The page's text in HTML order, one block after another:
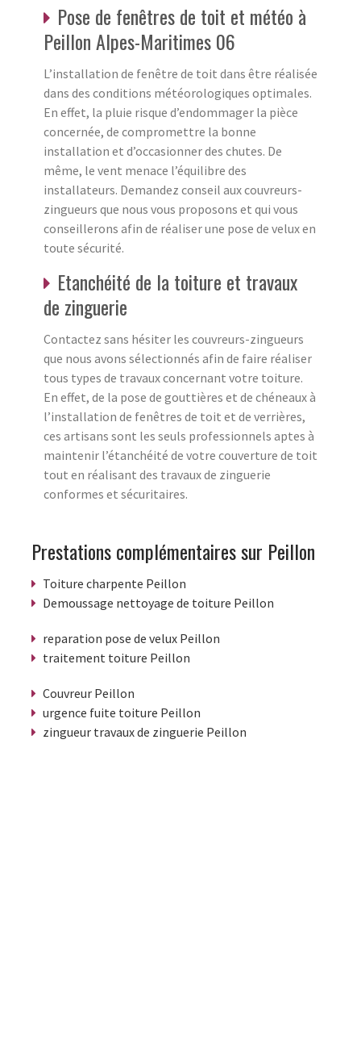
Pose de fenêtres de toit et météo à
Peillon Alpes-Maritimes 06
L’installation de fenêtre de toit dans être réalisée
dans des conditions météorologiques optimales.
En effet, la pluie risque d’endommager la pièce
concernée, de compromettre la bonne
installation et d’occasionner des chutes. De
même, le vent menace l’équilibre des
installateurs. Demandez conseil aux couvreurs-
zingueurs que nous vous proposons et qui vous
conseillerons afin de réaliser une pose de velux en
toute sécurité.
Etanchéité de la toiture et travaux
de zinguerie
Contactez sans hésiter les couvreurs-zingueurs
que nous avons sélectionnés afin de faire réaliser
tous types de travaux concernant votre toiture.
En effet, de la pose de gouttières et de chéneaux à
l’installation de fenêtres de toit et de verrières,
ces artisans sont les seuls professionnels aptes à
maintenir l’étanchéité de votre couverture de toit
tout en réalisant des travaux de zinguerie
conformes et sécuritaires.
Prestations complémentaires sur Peillon
Toiture charpente Peillon
Demoussage nettoyage de toiture Peillon
reparation pose de velux Peillon
traitement toiture Peillon
Couvreur Peillon
urgence fuite toiture Peillon
zingueur travaux de zinguerie Peillon